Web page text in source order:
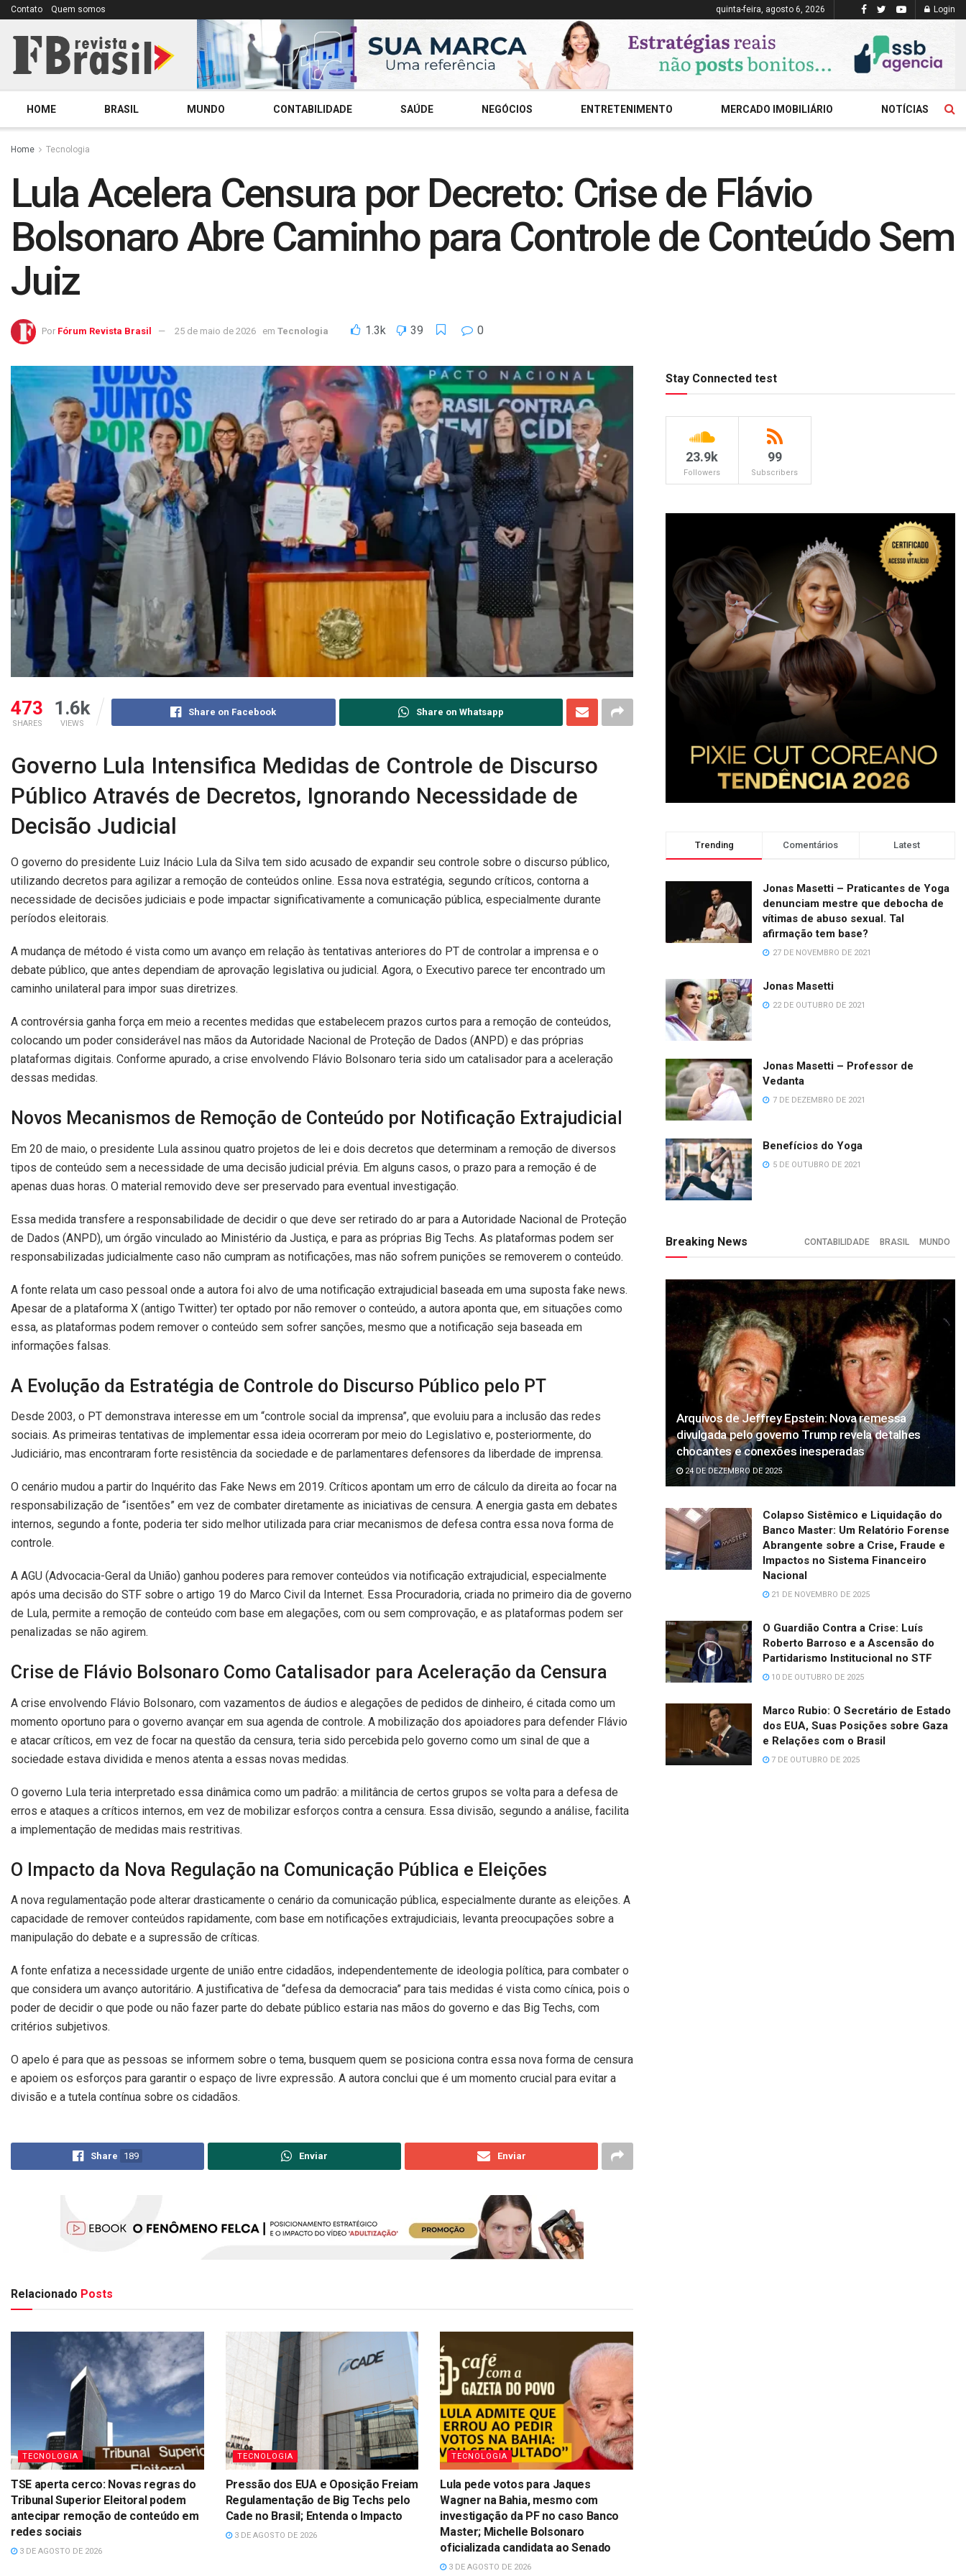
Contato Quem somos quinta-feira, agosto 6, 2026 Login
HOME BRASIL MUNDO CONTABILIDADE SAÚDE NEGÓCIOS ENTRETENIMENTO MERCADO IMOBILIÁRIO NOTÍCIAS
Home Tecnologia
Lula Acelera Censura por Decreto: Crise de Flávio
Bolsonaro Abre Caminho para Controle de Conteúdo Sem
Juiz
Por Fórum Revista Brasil 25 de maio de 2026 em Tecnologia 1.3k 39 0
473
SHARES
1.6k
VIEWS
Share on Facebook Share on Whatsapp
Governo Lula Intensifica Medidas de Controle de Discurso
Público Através de Decretos, Ignorando Necessidade de
Decisão Judicial
O governo do presidente Luiz Inácio Lula da Silva tem sido acusado de expandir seu controle sobre o discurso público,
utilizando decretos para agilizar a remoção de conteúdos online. Essa nova estratégia, segundo críticos, contorna a
necessidade de decisões judiciais e pode impactar significativamente a comunicação pública, especialmente durante
períodos eleitorais.
A mudança de método é vista como um avanço em relação às tentativas anteriores do PT de controlar a imprensa e o
debate público, que antes dependiam de aprovação legislativa ou judicial. Agora, o Executivo parece ter encontrado um
caminho unilateral para impor suas diretrizes.
A controvérsia ganha força em meio a recentes medidas que estabelecem prazos curtos para a remoção de conteúdos,
colocando um poder considerável nas mãos da Autoridade Nacional de Proteção de Dados (ANPD) e das próprias
plataformas digitais. Conforme apurado, a crise envolvendo Flávio Bolsonaro teria sido um catalisador para a aceleração
dessas medidas.
Novos Mecanismos de Remoção de Conteúdo por Notificação Extrajudicial
Em 20 de maio, o presidente Lula assinou quatro projetos de lei e dois decretos que determinam a remoção de diversos
tipos de conteúdo sem a necessidade de uma decisão judicial prévia. Em alguns casos, o prazo para a remoção é de
apenas duas horas. O material removido deve ser preservado para eventual investigação.
Essa medida transfere a responsabilidade de decidir o que deve ser retirado do ar para a Autoridade Nacional de Proteção
de Dados (ANPD), um órgão vinculado ao Ministério da Justiça, e para as próprias Big Techs. As plataformas podem ser
responsabilizadas judicialmente caso não cumpram as notificações, mas não sofrem punições se removerem o conteúdo.
A fonte relata um caso pessoal onde a autora foi alvo de uma notificação extrajudicial baseada em uma suposta fake news.
Apesar de a plataforma X (antigo Twitter) ter optado por não remover o conteúdo, a autora aponta que, em situações como
essa, as plataformas podem remover o conteúdo sem sofrer sanções, mesmo que a notificação seja baseada em
informações falsas.
A Evolução da Estratégia de Controle do Discurso Público pelo PT
Desde 2003, o PT demonstrava interesse em um “controle social da imprensa”, que evoluiu para a inclusão das redes
sociais. As primeiras tentativas de implementar essa ideia ocorreram por meio do Legislativo e, posteriormente, do
Judiciário, mas encontraram forte resistência da sociedade e de parlamentares defensores da liberdade de imprensa.
O cenário mudou a partir do Inquérito das Fake News em 2019. Críticos apontam um erro de cálculo da direita ao focar na
responsabilização de “isentões” em vez de combater diretamente as iniciativas de censura. A energia gasta em debates
internos, segundo a fonte, poderia ter sido melhor utilizada para criar mecanismos de defesa contra essa nova forma de
controle.
A AGU (Advocacia-Geral da União) ganhou poderes para remover conteúdos via notificação extrajudicial, especialmente
após uma decisão do STF sobre o artigo 19 do Marco Civil da Internet. Essa Procuradoria, criada no primeiro dia de governo
de Lula, permite a remoção de conteúdo com base em alegações, com ou sem comprovação, e as plataformas podem ser
penalizadas se não agirem.
Crise de Flávio Bolsonaro Como Catalisador para Aceleração da Censura
A crise envolvendo Flávio Bolsonaro, com vazamentos de áudios e alegações de pedidos de dinheiro, é citada como um
momento oportuno para o governo avançar em sua agenda de controle. A mobilização dos apoiadores para defender Flávio
e atacar críticos, em vez de focar na questão da censura, teria sido percebida pelo governo como um sinal de que a
sociedade estava dividida e menos atenta a essas novas medidas.
O governo Lula teria interpretado essa dinâmica como um padrão: a militância de certos grupos se volta para a defesa de
erros e ataques a críticos internos, em vez de mobilizar esforços contra a censura. Essa divisão, segundo a análise, facilita
a implementação de medidas mais restritivas.
O Impacto da Nova Regulação na Comunicação Pública e Eleições
A nova regulamentação pode alterar drasticamente o cenário da comunicação pública, especialmente durante as eleições. A
capacidade de remover conteúdos rapidamente, com base em notificações extrajudiciais, levanta preocupações sobre a
manipulação do debate e a supressão de críticas.
A fonte enfatiza a necessidade urgente de união entre cidadãos, independentemente de ideologia política, para combater o
que considera um avanço autoritário. A justificativa de “defesa da democracia” para tais medidas é vista como cínica, pois o
poder de decidir o que pode ou não fazer parte do debate público estaria nas mãos do governo e das Big Techs, com
critérios subjetivos.
O apelo é para que as pessoas se informem sobre o tema, busquem quem se posiciona contra essa nova forma de censura
e apoiem os esforços para garantir o espaço de livre expressão. A autora conclui que é um momento crucial para evitar a
divisão e a tutela contínua sobre os cidadãos.
Share 189 Enviar Enviar
Relacionado Posts
TECNOLOGIA
TSE aperta cerco: Novas regras do
Tribunal Superior Eleitoral podem
antecipar remoção de conteúdo em
redes sociais
3 DE AGOSTO DE 2026
TECNOLOGIA
Pressão dos EUA e Oposição Freiam
Regulamentação de Big Techs pelo
Cade no Brasil; Entenda o Impacto
3 DE AGOSTO DE 2026
TECNOLOGIA
Lula pede votos para Jaques
Wagner na Bahia, mesmo com
investigação da PF no caso Banco
Master; Michelle Bolsonaro
oficializada candidata ao Senado
3 DE AGOSTO DE 2026
Stay Connected test
23.9k
Followers
99
Subscribers
Trending Comentários Latest
Jonas Masetti – Praticantes de Yoga
denunciam mestre que debocha de
vítimas de abuso sexual. Tal
afirmação tem base?
27 DE NOVEMBRO DE 2021
Jonas Masetti
22 DE OUTUBRO DE 2021
Jonas Masetti – Professor de
Vedanta
7 DE DEZEMBRO DE 2021
Benefícios do Yoga
5 DE OUTUBRO DE 2021
Breaking News CONTABILIDADE BRASIL MUNDO
Arquivos de Jeffrey Epstein: Nova remessa
divulgada pelo governo Trump revela detalhes
chocantes e conexões inesperadas
24 DE DEZEMBRO DE 2025
Colapso Sistêmico e Liquidação do
Banco Master: Um Relatório Forense
Abrangente sobre a Crise, Fraude e
Impactos no Sistema Financeiro
Nacional
21 DE NOVEMBRO DE 2025
O Guardião Contra a Crise: Luís
Roberto Barroso e a Ascensão do
Partidarismo Institucional no STF
10 DE OUTUBRO DE 2025
Marco Rubio: O Secretário de Estado
dos EUA, Suas Posições sobre Gaza
e Relações com o Brasil
7 DE OUTUBRO DE 2025